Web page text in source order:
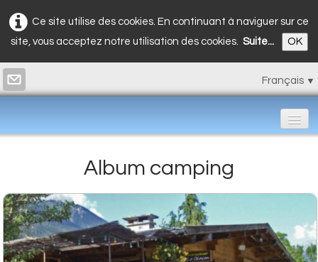
Ce site utilise des cookies. En continuant à naviguer sur ce
site, vous acceptez notre utilisation des cookies. Suite... OK
Français ▼
Restaurant
Tarifs
Album camping